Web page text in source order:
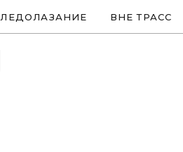
ЛЕДОЛАЗАНИЕ ВНЕ ТРАСС